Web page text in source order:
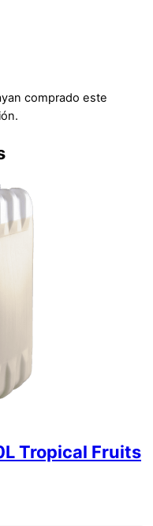
comprado este
Tropical Fruits